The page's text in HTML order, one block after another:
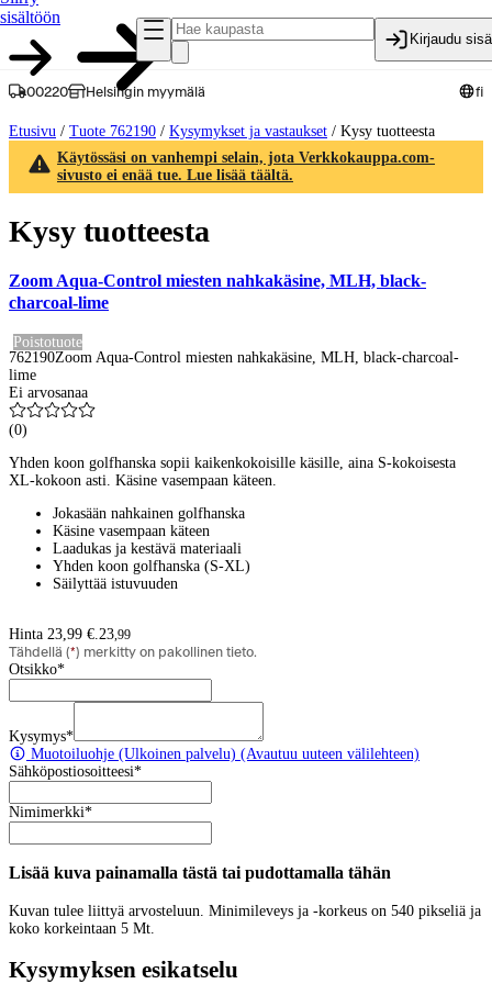
sisältöön
Kirjaudu
00220 Helsingin myymälä fi
Etusivu / Tuote 762190 / Kysymykset ja vastaukset / Kysy tuotteesta
Käytössäsi on vanhempi selain, jota Verkkokauppa.com-
sivusto ei enää tue. Lue lisää täältä.
Kysy tuotteesta
Zoom Aqua-Control miesten nahkakäsine, MLH, black-
charcoal-lime
Poistotuote
762190Zoom Aqua-Control miesten nahkakäsine, MLH, black-charcoal-
lime
Ei arvosanaa
(0)
Yhden koon golfhanska sopii kaikenkokoisille käsille, aina S-kokoisesta
XL-kokoon asti. Käsine vasempaan käteen.
Jokasään nahkainen golfhanska
Käsine vasempaan käteen
Laadukas ja kestävä materiaali
Yhden koon golfhanska (S-XL)
Säilyttää istuvuuden
Hinta 23,99 €. 23,99
Tähdellä (*) merkitty on pakollinen tieto.
Otsikko*
Kysymys*
Muotoiluohje (Ulkoinen palvelu) (Avautuu uuteen välilehteen)
Sähköpostiosoitteesi*
Nimimerkki*
Lisää kuva painamalla tästä tai pudottamalla tähän
Kuvan tulee liittyä arvosteluun. Minimileveys ja -korkeus on 540 pikseliä ja
koko korkeintaan 5 Mt.
Kysymyksen esikatselu